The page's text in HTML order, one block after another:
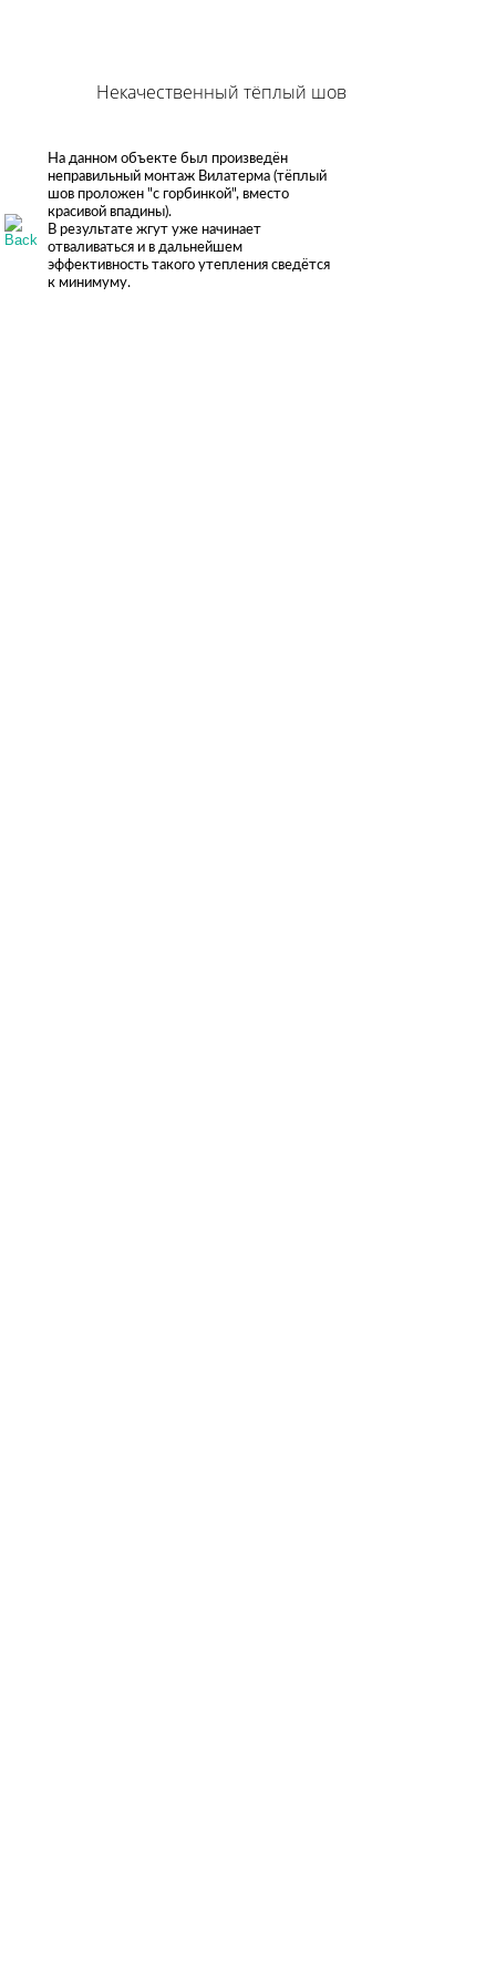
Некачественный тёплый шов
На данном объекте был произведён
неправильный монтаж Вилатерма (тёплый
шов проложен "с горбинкой", вместо
красивой впадины).
В результате жгут уже начинает
отваливаться и в дальнейшем
эффективность такого утепления сведётся
к минимуму.